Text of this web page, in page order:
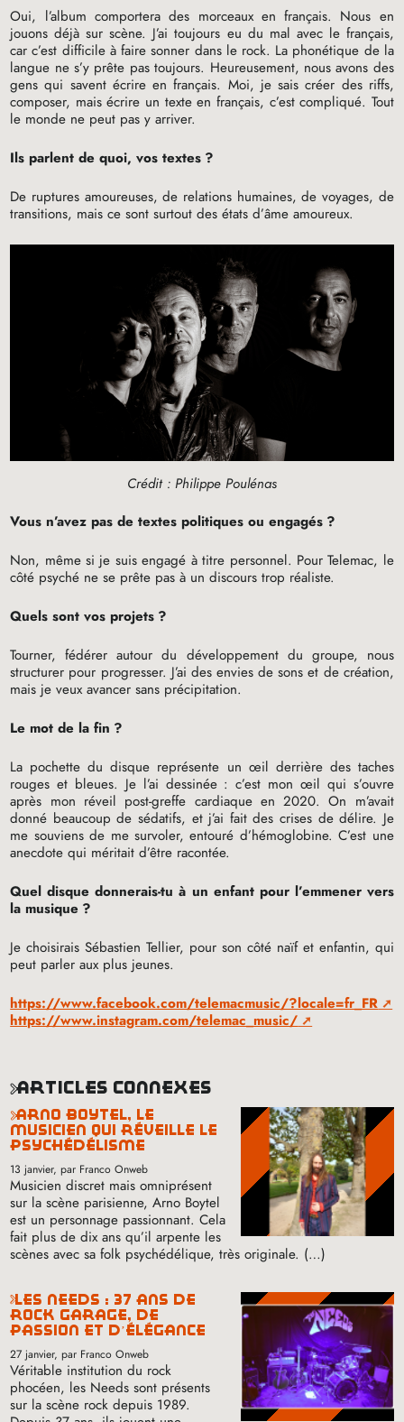
Oui, l’album comportera des morceaux en français. Nous en
jouons déjà sur scène. J’ai toujours eu du mal avec le français,
car c’est difficile à faire sonner dans le rock. La phonétique de la
langue ne s’y prête pas toujours. Heureusement, nous avons des
gens qui savent écrire en français. Moi, je sais créer des riffs,
composer, mais écrire un texte en français, c’est compliqué. Tout
le monde ne peut pas y arriver.
Ils parlent de quoi, vos textes ?
De ruptures amoureuses, de relations humaines, de voyages, de
transitions, mais ce sont surtout des états d’âme amoureux.
Crédit : Philippe Poulénas
Vous n’avez pas de textes politiques ou engagés ?
Non, même si je suis engagé à titre personnel. Pour Telemac, le
côté psyché ne se prête pas à un discours trop réaliste.
Quels sont vos projets ?
Tourner, fédérer autour du développement du groupe, nous
structurer pour progresser. J’ai des envies de sons et de création,
mais je veux avancer sans précipitation.
Le mot de la fin ?
La pochette du disque représente un œil derrière des taches
rouges et bleues. Je l’ai dessinée : c’est mon œil qui s’ouvre
après mon réveil post-greffe cardiaque en 2020. On m’avait
donné beaucoup de sédatifs, et j’ai fait des crises de délire. Je
me souviens de me survoler, entouré d’hémoglobine. C’est une
anecdote qui méritait d’être racontée.
Quel disque donnerais-tu à un enfant pour l’emmener vers
la musique ?
Je choisirais Sébastien Tellier, pour son côté naïf et enfantin, qui
peut parler aux plus jeunes.
https://www.facebook.com/telemacmusic/?locale=fr_FR
https://www.instagram.com/telemac_music/
articles connexes
arno boytel, le
musicien qui réveille le
psychédélisme
13 janvier, par Franco Onweb
Musicien discret mais omniprésent
sur la scène parisienne, Arno Boytel
est un personnage passionnant. Cela
fait plus de dix ans qu’il arpente les
scènes avec sa folk psychédélique, très originale. (…)
les needs : 37 ans de
rock garage, de
passion et d’élégance
27 janvier, par Franco Onweb
Véritable institution du rock
phocéen, les Needs sont présents
sur la scène rock depuis 1989.